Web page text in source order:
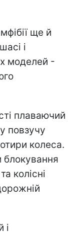
ще й
і
моделей -
плаваючий
повзучу
колеса.
блокування
колісні
і